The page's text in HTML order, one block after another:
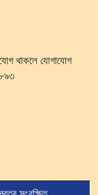
থাকলে যোগাযোগ